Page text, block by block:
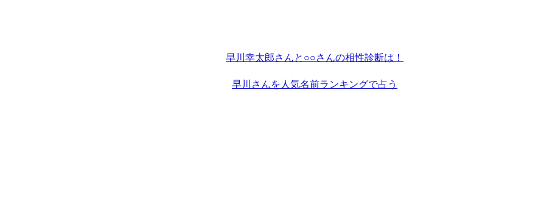
早川幸太郎さんと○○さんの相性診断は！
早川さんを人気名前ランキングで占う